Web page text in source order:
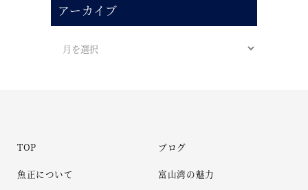
アーカイブ
TOP
魚正について
ブログ
富山湾の魅力